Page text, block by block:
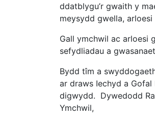
ddatblygu’r gwaith y
meysydd gwella,
Gall ymchwil ac arloesi
sefydliadau a
Bydd tîm a
ar draws Iechyd a
digwydd. Dywedodd
Ymchwil,